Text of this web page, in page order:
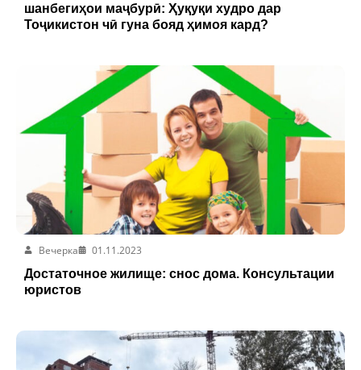
шанбегиҳои маҷбурӣ: Ҳуқуқи худро дар
Тоҷикистон чӣ гуна бояд ҳимоя кард?
Вечерка
01.11.2023
Достаточное жилище: снос дома. Консультации
юристов